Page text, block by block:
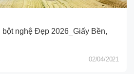
bột nghệ Đẹp 2026_Giấy Bền,
02/04/2021